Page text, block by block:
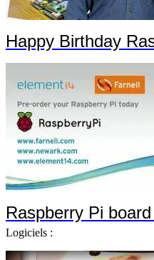
Happy Birthday
Raspberry Pi
Logiciels :